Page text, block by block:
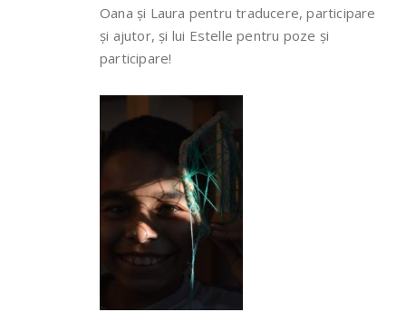
Oana și Laura pentru traducere, participare
și ajutor, și lui Estelle pentru poze și
participare!